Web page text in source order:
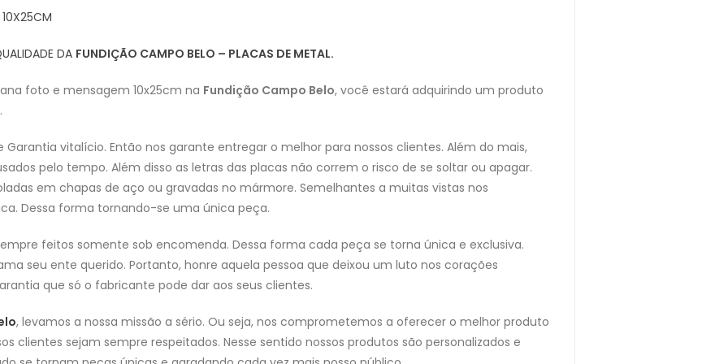
10X25CM
DA FUNDIÇÃO CAMPO BELO – PLACAS DE METAL.
foto e mensagem 10x25cm na Fundição Campo Belo, você estará adquirindo um produto
.
vitalício. Então nos garante entregar o melhor para nossos clientes. Além do mais,
pelo tempo. Além disso as letras das placas não correm o risco de se soltar ou apagar.
em chapas de aço ou gravadas no mármore. Semelhantes a muitas vistas nos
Dessa forma tornando-se uma única peça.
feitos somente sob encomenda. Dessa forma cada peça se torna única e exclusiva.
seu ente querido. Portanto, honre aquela pessoa que deixou um luto nos corações
que só o fabricante pode dar aos seus clientes.
, levamos a nossa missão a sério. Ou seja, nos comprometemos a oferecer o melhor produto
clientes sejam sempre respeitados. Nesse sentido nossos produtos são personalizados e